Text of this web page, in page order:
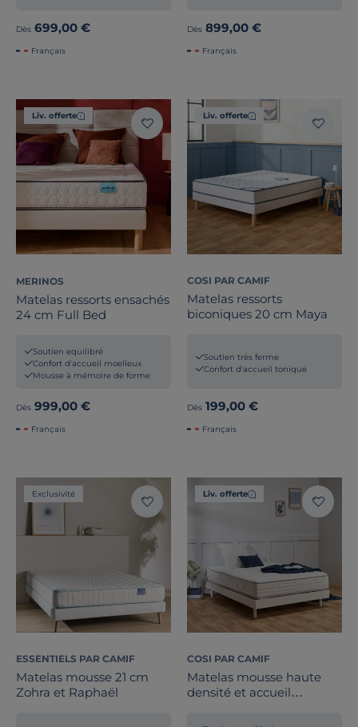
Dès 699,00 €
Français
Dès 899,00 €
Français
Liv. offerte
MERINOS
Matelas ressorts ensachés
24 cm Full Bed
Soutien equilibré
Confort d'accueil moelleux
Mousse à mémoire de forme
Dès 999,00 €
Français
Liv. offerte
COSI PAR CAMIF
Matelas ressorts
biconiques 20 cm Maya
Soutien très ferme
Confort d'accueil tonique
Dès 199,00 €
Français
Exclusivité
ESSENTIELS PAR CAMIF
Matelas mousse 21 cm
Zohra et Raphaël
Liv. offerte
COSI PAR CAMIF
Matelas mousse haute
densité et accueil
épaisseur 25cm Edouard